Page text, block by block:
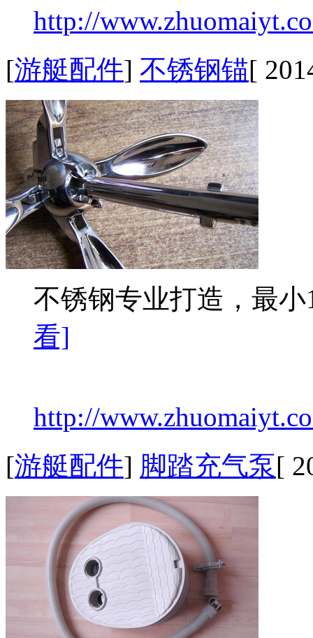
http://
[游艇配件] 不锈钢锚[
不锈钢专业打造，最
看]
http://
[游艇配件] 脚踏充气泵[